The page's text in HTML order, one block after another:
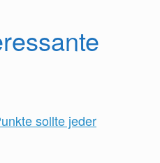
sollte jeder